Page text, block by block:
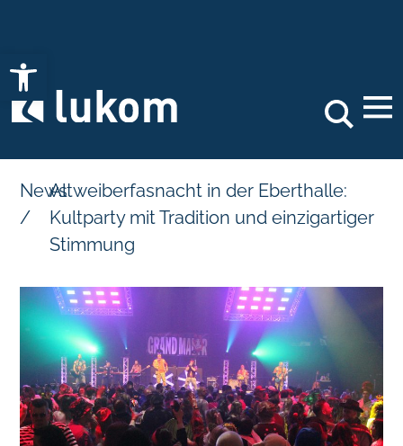
Open toolbar
Search
News
/
Altweiberfasnacht in der Eberthalle:
Kultparty mit Tradition und einzigartiger
Stimmung